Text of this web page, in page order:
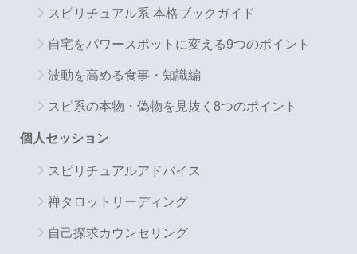
スピリチュアル系 本格ブックガイド
自宅をパワースポットに変える9つのポイント
波動を高める食事・知識編
スピ系の本物・偽物を見抜く8つのポイント
個人セッション
スピリチュアルアドバイス
禅タロットリーディング
自己探求カウンセリング